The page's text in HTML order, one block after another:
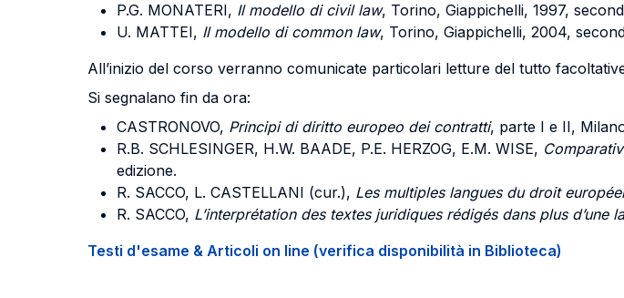
P.G. MONATERI, Il modello di civil law, Torino, Giappichelli, 1997,
U. MATTEI, Il modello di common law, Torino, Giappichelli, 2004,
All’inizio del corso verranno comunicate particolari letture del tutto
Si segnalano fin da ora:
CASTRONOVO, Principi di diritto europeo dei contratti, parte I e II,
R.B. SCHLESINGER, H.W. BAADE, P.E. HERZOG, E.M. WISE,
edizione.
R. SACCO, L. CASTELLANI (cur.), Les multiples langues du droit
R. SACCO, L’interprétation des textes juridiques rédigés dans plus d’une
Testi d'esame & Articoli on line (verifica disponibilità in Biblioteca)